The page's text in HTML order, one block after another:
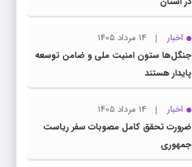
اخبار
14 مرداد 1405
جنگل‌ها ستون امنیت ملی و ضامن توسعه
پایدار هستند
اخبار
14 مرداد 1405
ضرورت تحقق کامل مصوبات سفر ریاست‌
جمهوری